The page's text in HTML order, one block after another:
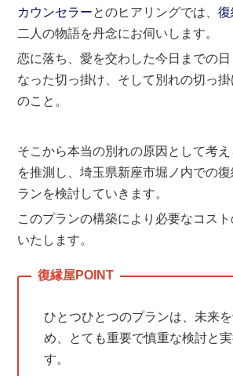
カウンセラーとのヒアリングでは、復
二人の物語を丹念にお伺いします。
恋に落ち、愛を交わした今日までの
なった切っ掛け、そして別れの切っ
のこと。
そこから本当の別れの原因として考
を推測し、埼玉県新座市堀ノ内での
ランを検討していきます。
このプランの構築により必要なコス
いたします。
ひとつひとつのプランは、未来
め、とても重要で慎重な検討と
す。